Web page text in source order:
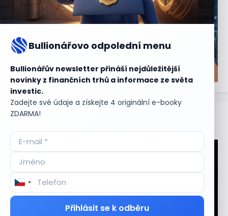
Bullionářovo odpolední menu
Bullionářův newsletter přináší nejdůležitější
novinky z finančních trhů a informace ze světa
investic.
Zadejte své údaje a získejte 4 originální e-booky
ZDARMA!
Přihlásit se k odběru
Aktuální